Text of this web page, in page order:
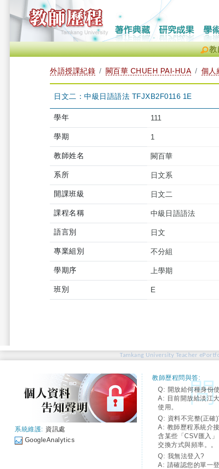
教
外語授課紀錄 闕百華 CHUEH PAI-HUA 個人
日文二：中級日語語法 TFJXB2F0116 1E
學年 111
學期 1
教師姓名 闕百華
系所 日文系
開課班級 日文二
課程名稱 中級日語語法
語言別 日文
專業組別 不分組
學期序 上學期
班別 E
Tamkang University Teacher
系統維護: 資訊處
GoogleAnalytics
教師歷程問與答:
Q: 開放給何種身份
A: 目前開放給淡江
使用。
Q: 資料不完整(正確
A: 教師歷程系統介
含某些「CSV匯入
交換方式與頻率。。
Q: 我無法登入?
A: 請確認您的單一